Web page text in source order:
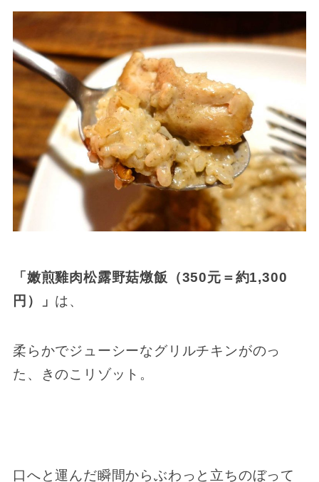
「嫩煎雞肉松露野菇燉飯（350元＝約1,300
円）」 は、
柔らかでジューシーなグリルチキンがのっ
た、きのこリゾット。
口へと運んだ瞬間からぶわっと立ちのぼって